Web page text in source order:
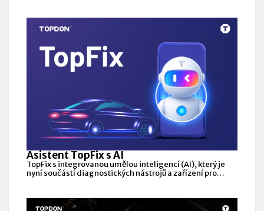
Asistent TopFix s AI
TopFix s integrovanou umělou inteligencí (AI), který je
nyní součástí diagnostických nástrojů a zařízení pro